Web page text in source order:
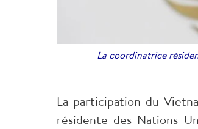
La coordinatrice
La participation du
résidente des Nations